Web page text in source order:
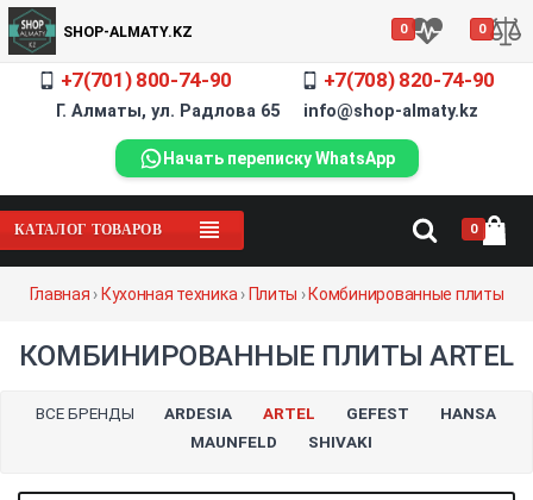
SHOP-ALMATY.KZ 0 0
+7(701) 800-74-90 +7(708) 820-74-90
Г. Алматы, ул. Радлова 65 info@shop-almaty.kz
Начать переписку WhatsApp
КАТАЛОГ ТОВАРОВ 0
Главная ›Кухонная техника › Плиты ›Комбинированные плиты
КОМБИНИРОВАННЫЕ ПЛИТЫ ARTEL
ВСЕ БРЕНДЫ ARDESIA ARTEL GEFEST
HANSA
MAUNFELD
SHIVAKI